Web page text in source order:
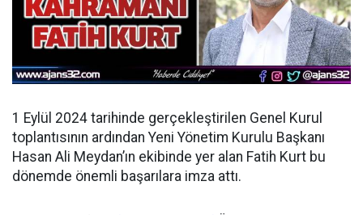
1 Eylül 2024 tarihinde gerçekleştirilen Genel Kurul
toplantısının ardından Yeni Yönetim Kurulu Başkanı
Hasan Ali Meydan’ın ekibinde yer alan Fatih Kurt bu
dönemde önemli başarılara imza attı.